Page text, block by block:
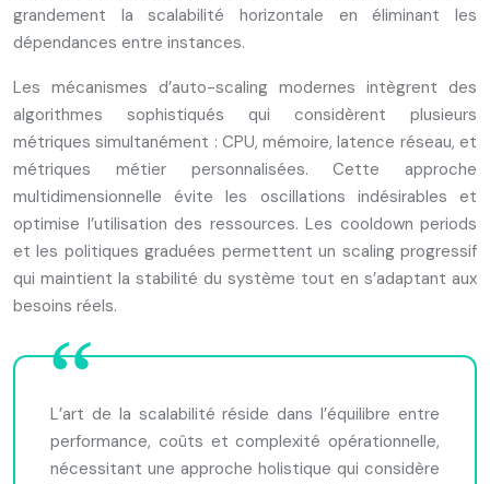
grandement la scalabilité horizontale en éliminant les
dépendances entre instances.
Les mécanismes d’auto-scaling modernes intègrent des
algorithmes sophistiqués qui considèrent plusieurs
métriques simultanément : CPU, mémoire, latence réseau, et
métriques métier personnalisées. Cette approche
multidimensionnelle évite les oscillations indésirables et
optimise l’utilisation des ressources. Les cooldown periods
et les politiques graduées permettent un scaling progressif
qui maintient la stabilité du système tout en s’adaptant aux
besoins réels.
L’art de la scalabilité réside dans l’équilibre entre
performance, coûts et complexité opérationnelle,
nécessitant une approche holistique qui considère